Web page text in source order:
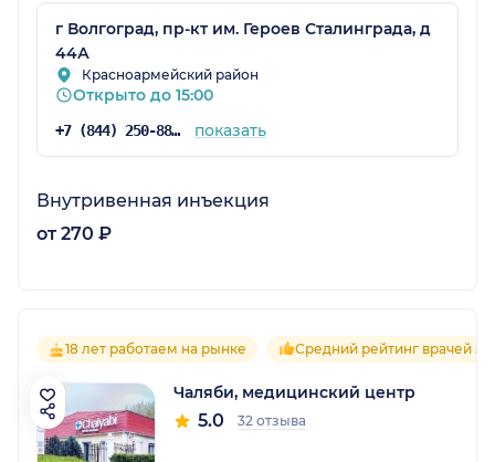
г Волгоград, пр-кт им. Героев Сталинграда, д
44А
Красноармейский район
Открыто до 15:00
+7 (844) 250-88-77 показать
Внутривенная инъекция
от 270 ₽
18 лет работаем на рынке Средний рейтинг врачей 5.0
Чаляби, медицинский центр
5.0 32 отзыва